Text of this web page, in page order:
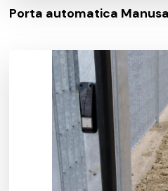
Porta automatica